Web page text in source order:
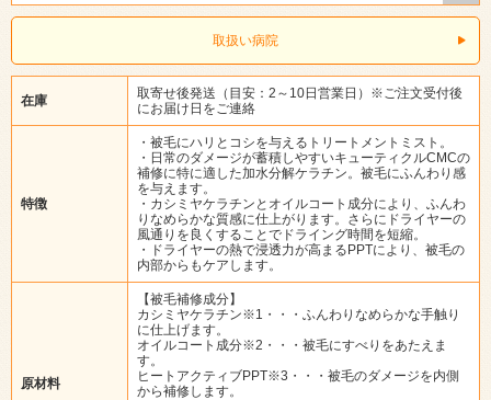
取扱い病院
在庫
取寄せ後発送（目安：2～10日営業日）※ご注文受付後
にお届け日をご連絡
特徴
・被毛にハリとコシを与えるトリートメントミスト。
・日常のダメージが蓄積しやすいキューティクルCMCの
補修に特に適した加水分解ケラチン。被毛にふんわり感
を与えます。
・カシミヤケラチンとオイルコート成分により、ふんわ
りなめらかな質感に仕上がります。さらにドライヤーの
風通りを良くすることでドライング時間を短縮。
・ドライヤーの熱で浸透力が高まるPPTにより、被毛の
内部からもケアします。
原材料
【被毛補修成分】
カシミヤケラチン※1・・・ふんわりなめらかな手触り
に仕上げます。
オイルコート成分※2・・・被毛にすべりをあたえま
す。
ヒートアクティブPPT※3・・・被毛のダメージを内側
から補修します。